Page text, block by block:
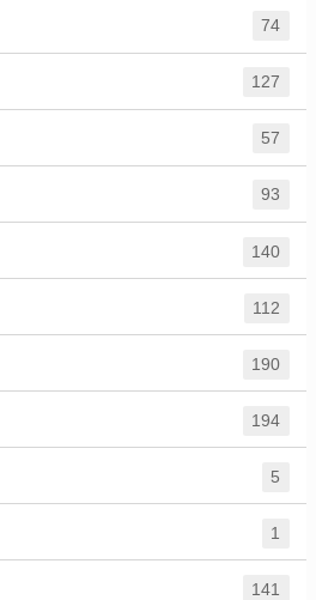
74
127
57
93
140
112
190
194
5
1
141